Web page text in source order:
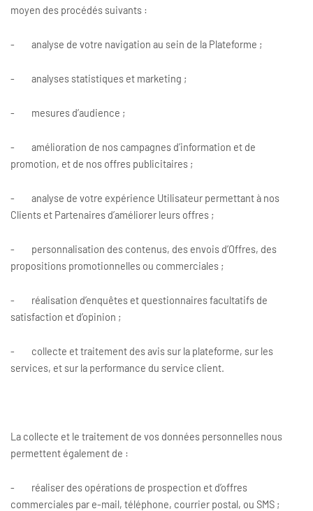
moyen des procédés suivants :
- analyse de votre navigation au sein de la Plateforme ;
- analyses statistiques et marketing ;
- mesures d’audience ;
- amélioration de nos campagnes d’information et de
promotion, et de nos offres publicitaires ;
- analyse de votre expérience Utilisateur permettant à nos
Clients et Partenaires d’améliorer leurs offres ;
- personnalisation des contenus, des envois d’Offres, des
propositions promotionnelles ou commerciales ;
- réalisation d’enquêtes et questionnaires facultatifs de
satisfaction et d’opinion ;
- collecte et traitement des avis sur la plateforme, sur les
services, et sur la performance du service client.
La collecte et le traitement de vos données personnelles nous
permettent également de :
- réaliser des opérations de prospection et d’offres
commerciales par e-mail, téléphone, courrier postal, ou SMS ;